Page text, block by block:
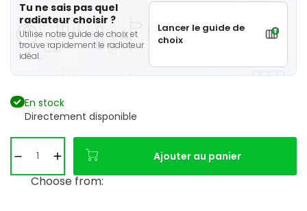
Tu ne sais pas quel
radiateur choisir ?
Utilise notre guide de choix et
trouve rapidement le radiateur
idéal.
Lancer le guide de
choix
En stock
Directement disponible
Ajouter au panier
Choose from: